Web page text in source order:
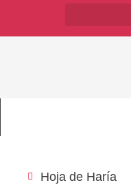
Hoja de Haría